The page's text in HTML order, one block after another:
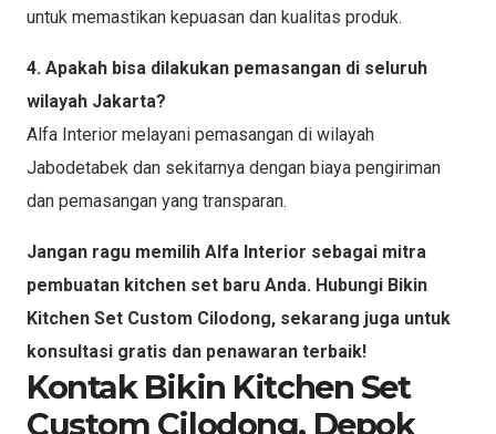
untuk memastikan kepuasan dan kualitas produk.
4. Apakah bisa dilakukan pemasangan di seluruh
wilayah Jakarta?
Alfa Interior melayani pemasangan di wilayah
Jabodetabek dan sekitarnya dengan biaya pengiriman
dan pemasangan yang transparan.
Jangan ragu memilih Alfa Interior sebagai mitra
pembuatan kitchen set baru Anda. Hubungi Bikin
Kitchen Set Custom Cilodong, sekarang juga untuk
konsultasi gratis dan penawaran terbaik!
Kontak Bikin Kitchen Set
Custom Cilodong, Depok